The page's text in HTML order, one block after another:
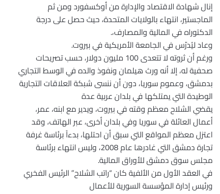
إنال شهادة الاقتصاد والإدارة من أوكسفورد ومن ثم
الماجستير، انتهاء بالولايات المتحدة، حيث حصل على درجة
الدكتوراه في المالية والمصارف،.
وعاد ليُدرّس في الجامعة الأمريكية في بيروت.
ورغم أن ثروته لا تتعدى 100 مليون دولار، حسب تصريحات
صحفية له، إلا أنه ورث هيلمان ونفوذ والده في الوسط التجاري
بدمشق، وعموم سوريا، دون أن ننسى شبكة العلاقات التجارية
الوطيدة التي يمتلكها في بلدان عربية عدة
يقضي الشلاح معظم وقته في بيروت، ويدير مع ابنه، عمر،
أعمال العائلة في سوريا وفي بلدان أخرى، عبر الهاتف، وقد
اعتزل معظم المواقع التي سبق أن احتلها، بدءاً برئاسة غرفة
تجارة دمشق التي غادرها عام 2008، وليس انتهاء برئاسة
مجلس سوق دمشق للأوراق المالية.
في العقد الأول من الألفية كان “راتب الشلاح” الرئيس الفخري
ورئيس إدارة المؤسسة السورية للأعمال